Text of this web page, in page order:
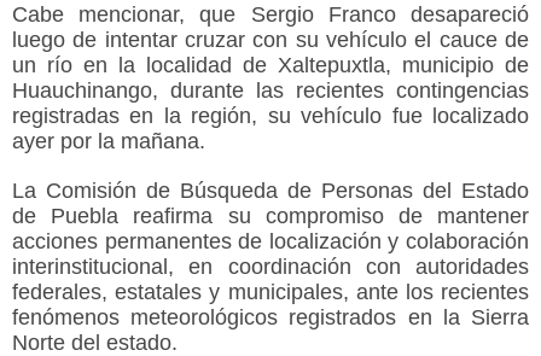
Cabe mencionar, que Sergio Franco desapareció
luego de intentar cruzar con su vehículo el cauce de
un río en la localidad de Xaltepuxtla, municipio de
Huauchinango, durante las recientes contingencias
registradas en la región, su vehículo fue localizado
ayer por la mañana.
La Comisión de Búsqueda de Personas del Estado
de Puebla reafirma su compromiso de mantener
acciones permanentes de localización y colaboración
interinstitucional, en coordinación con autoridades
federales, estatales y municipales, ante los recientes
fenómenos meteorológicos registrados en la Sierra
Norte del estado.